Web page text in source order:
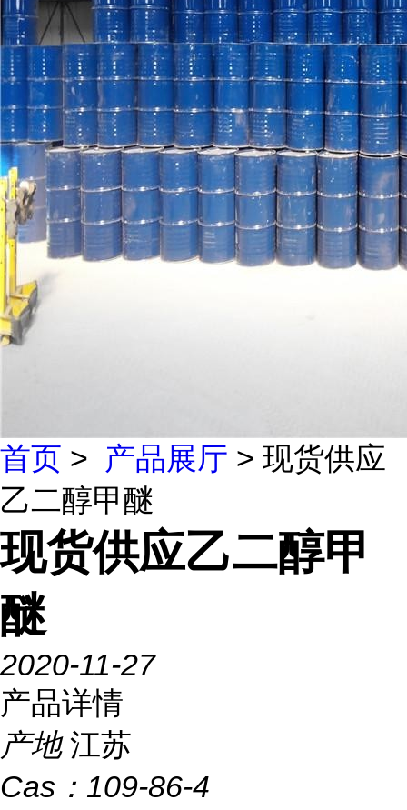
首页 > 产品展厅 > 现货供应
乙二醇甲醚
现货供应乙二醇甲
醚
2020-11-27
产品详情
产地 江苏
Cas： 109-86-4